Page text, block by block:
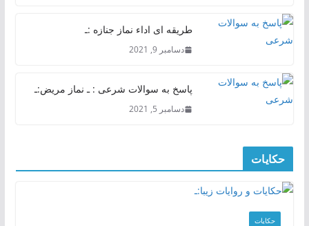
طریقه ای اداء نماز جنازه :ـ
دسامبر 9, 2021
پاسخ به سوالات شرعی : ـ نماز مریض:ـ
دسامبر 5, 2021
حکایات
حکایات